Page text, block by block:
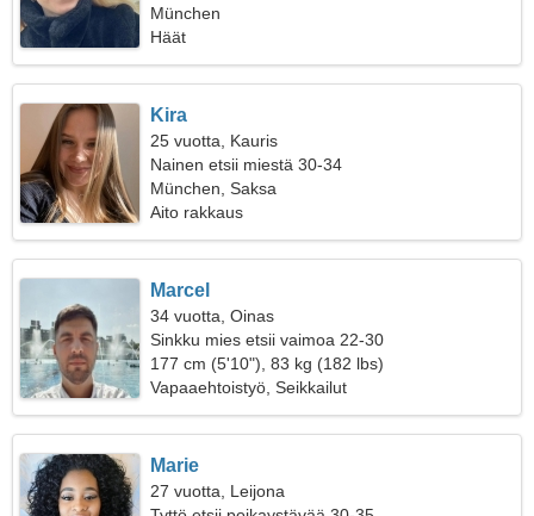
München
Häät
Kira
25 vuotta, Kauris
Nainen etsii miestä 30-34
München, Saksa
Aito rakkaus
Marcel
34 vuotta, Oinas
Sinkku mies etsii vaimoa 22-30
177 cm (5'10"), 83 kg (182 lbs)
Vapaaehtoistyö, Seikkailut
Marie
27 vuotta, Leijona